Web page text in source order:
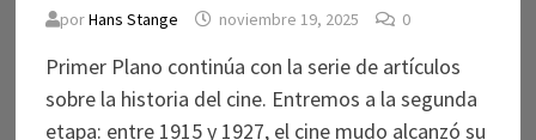
porHans Stange noviembre 19, 2025 0
Primer Plano continúa con la serie de artículos
sobre la historia del cine. Entremos a la segunda
etapa: entre 1915 y 1927, el cine mudo alcanzó su